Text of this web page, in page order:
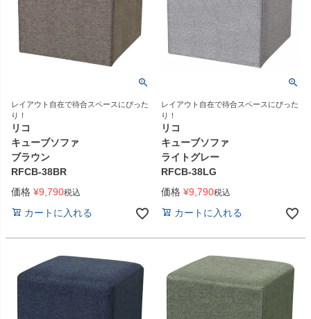
レイアウト自在で待合スペースにぴった
り！
リコ
キューブソファ
ブラウン
RFCB-38BR
価格 ¥9,790税込
カートに入れる
レイアウト自在で待合スペースにぴった
り！
リコ
キューブソファ
ライトグレー
RFCB-38LG
価格 ¥9,790税込
カートに入れる